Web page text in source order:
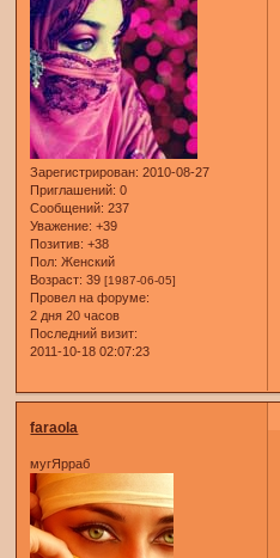
Зарегистрирован: 2010-08-27
Приглашений: 0
Сообщений: 237
Уважение: +39
Позитив: +38
Пол: Женский
Возраст: 39[1987-06-05]
Провел на форуме:
2 дня 20 часов
Последний визит:
2011-10-18 02:07:23
faraola
мугЯрраб